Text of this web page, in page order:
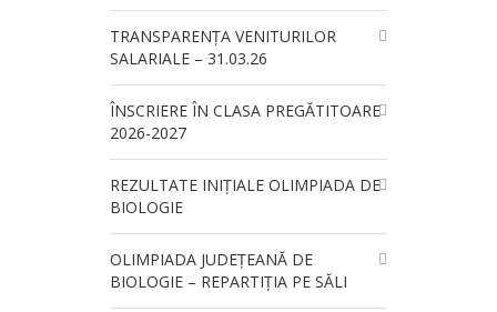
TRANSPARENȚA VENITURILOR
SALARIALE – 31.03.26
ÎNSCRIERE ÎN CLASA PREGĂTITOARE
2026-2027
REZULTATE INIȚIALE OLIMPIADA DE
BIOLOGIE
OLIMPIADA JUDEȚEANĂ DE
BIOLOGIE – REPARTIȚIA PE SĂLI